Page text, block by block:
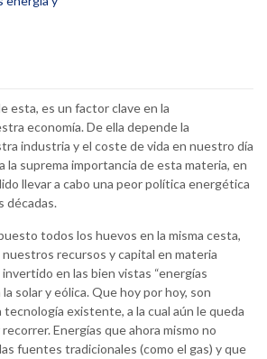
esta, es un factor clave en la
economía. De ella depende la
industria y el coste de vida en nuestro día
la suprema importancia de esta materia, en
llevar a cabo una peor política energética
décadas.
todos los huevos en la misma cesta,
recursos y capital en materia
en las bien vistas “energías
solar y eólica. Que hoy por hoy, son
tecnología existente, a la cual aún le queda
Energías que ahora mismo no
fuentes tradicionales (como el gas) y que